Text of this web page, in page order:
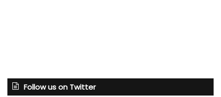
Follow us on Twitter